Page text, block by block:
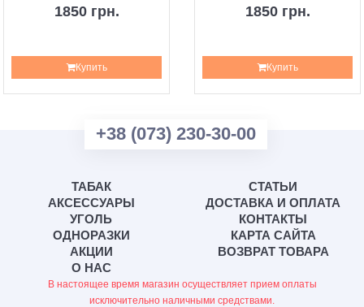
1850 грн.
Купить
1850 грн.
Купить
+38 (073) 230-30-00
ТАБАК
АКСЕССУАРЫ
УГОЛЬ
ОДНОРАЗКИ
АКЦИИ
О НАС
СТАТЬИ
ДОСТАВКА И ОПЛАТА
КОНТАКТЫ
КАРТА САЙТА
ВОЗВРАТ ТОВАРА
В настоящее время магазин осуществляет прием оплаты
исключительно наличными средствами.